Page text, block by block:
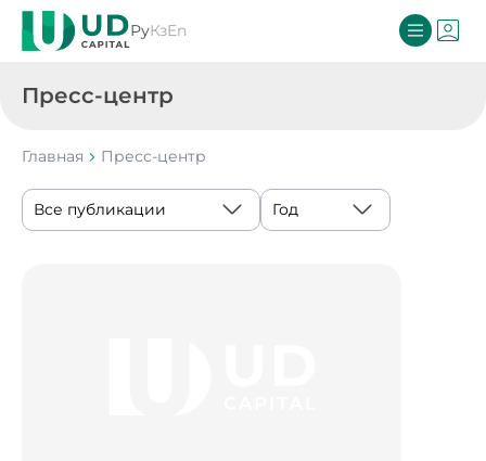
РуКзEn
Пресс-центр
Главная Пресс-центр